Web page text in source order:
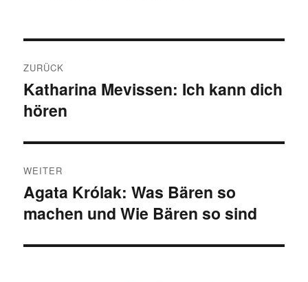
ZURÜCK
Vorheriger
Beitrag:
Katharina Mevissen: Ich kann dich
hören
WEITER
Nächster
Beitrag:
Agata Królak: Was Bären so
machen und Wie Bären so sind